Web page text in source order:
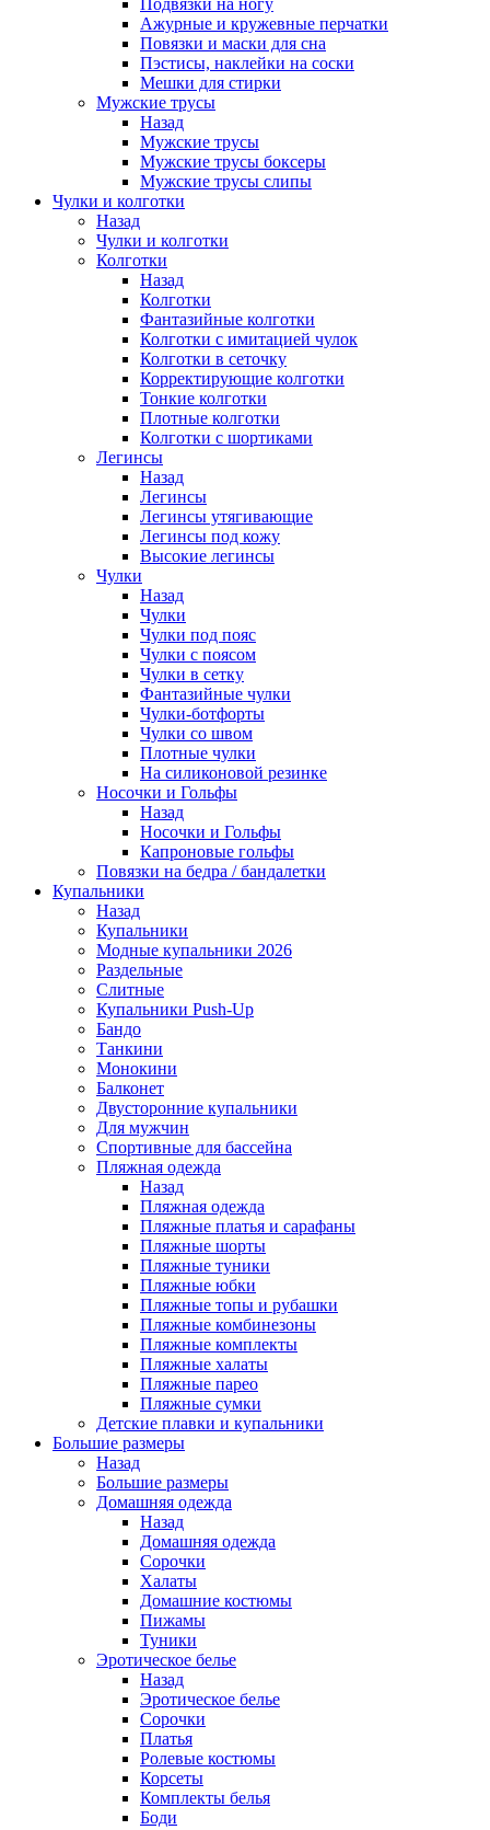
Подвязки на ногу
Ажурные и кружевные перчатки
Повязки и маски для сна
Пэстисы, наклейки на соски
Мешки для стирки
Мужские трусы
Назад
Мужские трусы
Мужские трусы боксеры
Мужские трусы слипы
Чулки и колготки
Назад
Чулки и колготки
Колготки
Назад
Колготки
Фантазийные колготки
Колготки с имитацией чулок
Колготки в сеточку
Корректирующие колготки
Тонкие колготки
Плотные колготки
Колготки с шортиками
Легинсы
Назад
Легинсы
Легинсы утягивающие
Легинсы под кожу
Высокие легинсы
Чулки
Назад
Чулки
Чулки под пояс
Чулки с поясом
Чулки в сетку
Фантазийные чулки
Чулки-ботфорты
Чулки со швом
Плотные чулки
На силиконовой резинке
Носочки и Гольфы
Назад
Носочки и Гольфы
Капроновые гольфы
Повязки на бедра / бандалетки
Купальники
Назад
Купальники
Модные купальники 2026
Раздельные
Слитные
Купальники Push-Up
Бандо
Танкини
Монокини
Балконет
Двусторонние купальники
Для мужчин
Спортивные для бассейна
Пляжная одежда
Назад
Пляжная одежда
Пляжные платья и сарафаны
Пляжные шорты
Пляжные туники
Пляжные юбки
Пляжные топы и рубашки
Пляжные комбинезоны
Пляжные комплекты
Пляжные халаты
Пляжные парео
Пляжные сумки
Детские плавки и купальники
Большие размеры
Назад
Большие размеры
Домашняя одежда
Назад
Домашняя одежда
Сорочки
Халаты
Домашние костюмы
Пижамы
Туники
Эротическое белье
Назад
Эротическое белье
Сорочки
Платья
Ролевые костюмы
Корсеты
Комплекты белья
Боди